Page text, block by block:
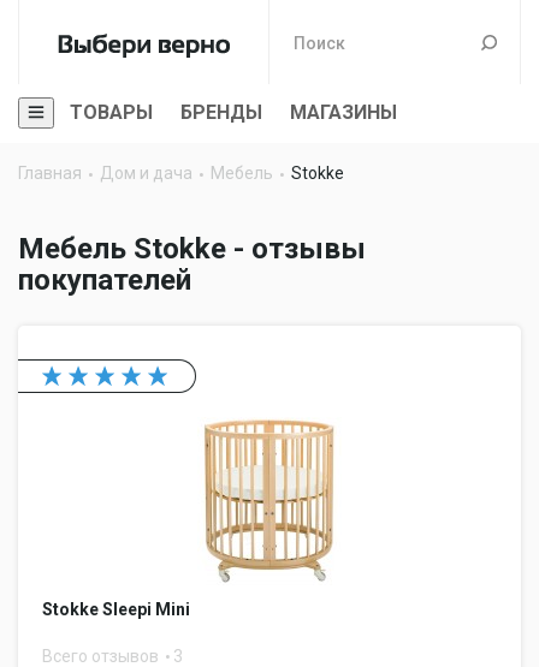
ТОВАРЫ БРЕНДЫ МАГАЗИНЫ
Главная Дом и дача Мебель Stokke
Мебель Stokke - отзывы
покупателей
Stokke Sleepi Mini
Всего отзывов 3